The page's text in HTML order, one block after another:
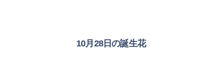
10月28日の誕生花